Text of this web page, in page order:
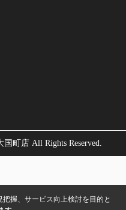
町店 All Rights Reserved.
握、サービス向上検討を目的と